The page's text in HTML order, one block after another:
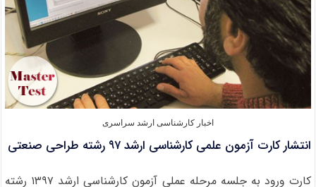
اخبار کارشناسی ارشد سراسری
انتشار کارت آزمون علمی کارشناسی ارشد ۹۷ رشته طراحی صنعتی
کارت ورود به جلسه مرحله عملی آزمون کارشناسی ارشد ۱۳۹۷ رشته